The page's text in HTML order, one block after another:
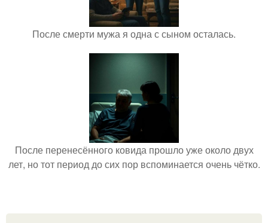
После смерти мужа я одна с сыном осталась.
После перенесённого ковида прошло уже около двух
лет, но тот период до сих пор вспоминается очень чётко.